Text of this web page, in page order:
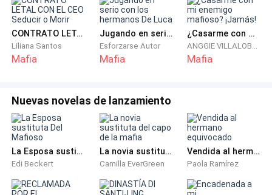
Vendrán personas muy importantes y debemos estar
a la altura.
—No me interesa estar a la altura de las
causarles vergüenza. Eso es lo que hacen las familias
de nuestro círculo.
Mi madre sonrió, negando con la cabeza. Sin duda, la
extrañaría durante el tiempo que no la viera, que
calculaba que sería bastante, y estaba segura de que
CONTRATO LETAL CON EL CEO Seducir o Morir
Liliana Santos
Mafia
Jugando en serio con los hermanos De Luca
Esforzarse Autor
Mafia
¿Casarme con mi enemigo mafioso? ¡Jamás!
ANGGIE VILLALOBOS
Mafia
Nuevas novelas de lanzamiento
La Esposa sustituta Del Mafioso
Edi Beckert
La novia sustituta del capo de la mafia
Camilla EverGreen
Vendida al hermano equivocado
Paola Ramírez